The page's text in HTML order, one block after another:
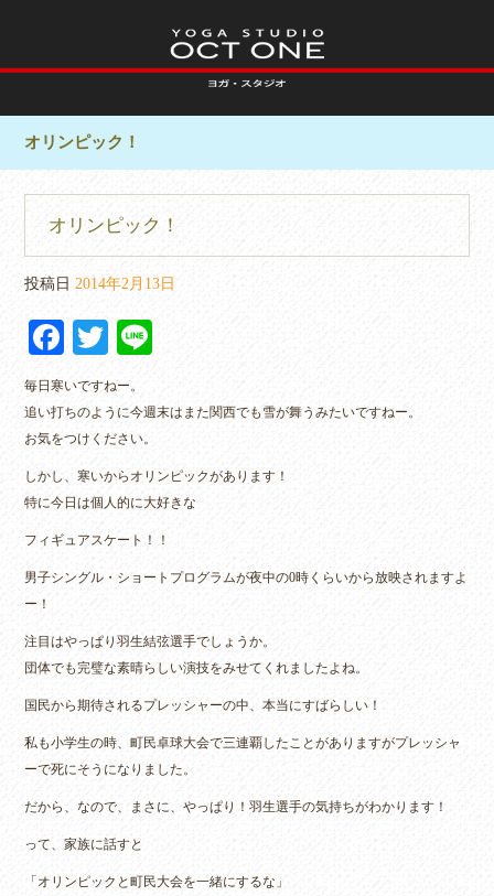
オリンピック！
オリンピック！
投稿日 2014年2月13日
Fa
ce
bo
ok
T
wi
tte
r
毎日寒いですねー。
追い打ちのように今週末はまた関西でも雪が舞うみたいですねー。
お気をつけください。
しかし、寒いからオリンピックがあります！
特に今日は個人的に大好きな
フィギュアスケート！！
男子シングル・ショートプログラムが夜中の0時くらいから放映されますよ
ー！
注目はやっぱり羽生結弦選手でしょうか。
団体でも完璧な素晴らしい演技をみせてくれましたよね。
国民から期待されるプレッシャーの中、本当にすばらしい！
私も小学生の時、町民卓球大会で三連覇したことがありますがプレッシャ
ーで死にそうになりました。
だから、なので、まさに、やっぱり！羽生選手の気持ちがわかります！
って、家族に話すと
「オリンピックと町民大会を一緒にするな」